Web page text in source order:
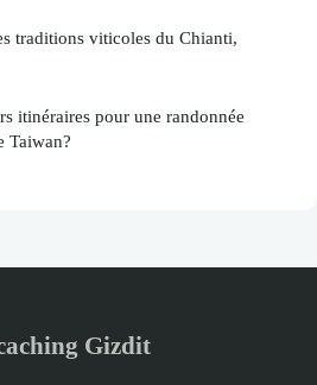
traditions viticoles du Chianti,
itinéraires pour une randonnée
Taiwan?
Gizdit